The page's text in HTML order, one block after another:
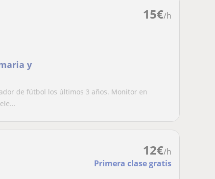
15€/h
y
de fútbol los últimos 3 años. Monitor en
12€/h
Primera clase gratis